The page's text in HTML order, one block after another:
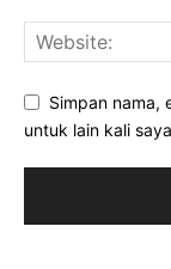
Simpan nama,
untuk lain kali